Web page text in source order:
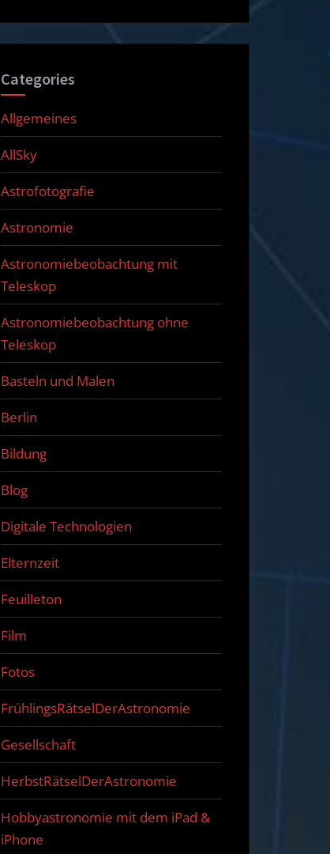
Categories
Allgemeines
AllSky
Astrofotografie
Astronomie
Astronomiebeobachtung mit
Teleskop
Astronomiebeobachtung ohne
Teleskop
Basteln und Malen
Berlin
Bildung
Blog
Digitale Technologien
Elternzeit
Feuilleton
Film
Fotos
FrühlingsRätselDerAstronomie
Gesellschaft
HerbstRätselDerAstronomie
Hobbyastronomie mit dem iPad &
iPhone